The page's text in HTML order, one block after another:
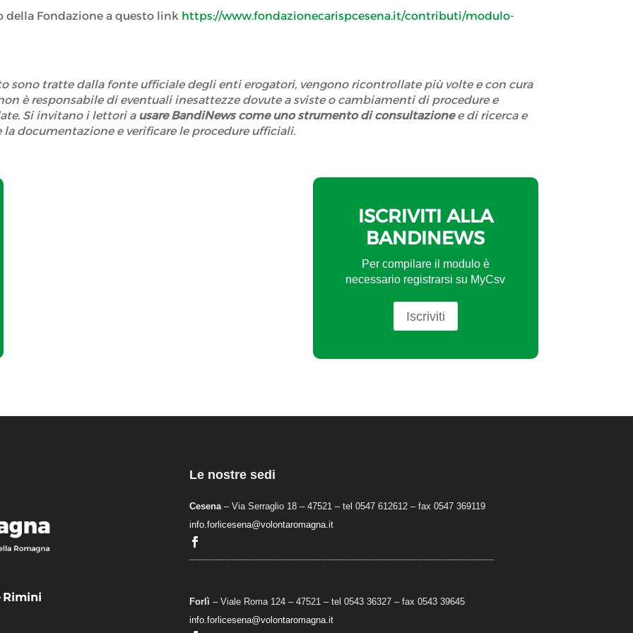
Fondazione a questo link https://www.fondazionecarispcesena.it/contributi/modulo-
sono tratte dalla fonte ufficiale degli enti erogatori, vengono ricontrollate più volte e con cura
è responsabile di eventuali inesattezze dovute a sviste o cambiamenti di procedure e
Si invitano i lettori a usare BandiNews come uno strumento di consultazione e di ricerca e
la documentazione e verificare le procedure ufficiali.
ISCRIVITI ALLA
BANDINEWS
Per compilare il modulo è
necessario registrarsi su MyCsv
Iscriviti
Rimini
Le nostre sedi
Cesena– Via Serraglio 18 – 47521 – tel 0547 612612 – fax 0547 369119
info.forlicesena@volontaromagna.it
Forlì – Viale Roma 124 – 47521 – tel 0543 36327 – fax 0543 39645
info.forlicesena@volontaromagna.it